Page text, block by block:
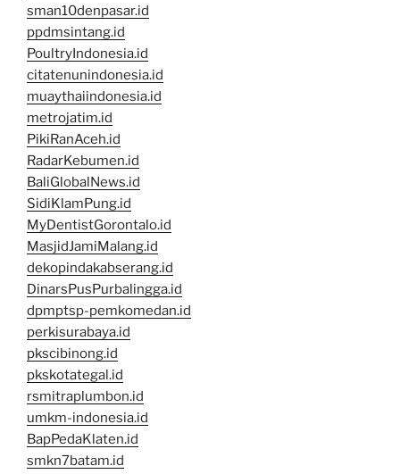
sman10denpasar.id
ppdmsintang.id
PoultryIndonesia.id
citatenunindonesia.id
muaythaiindonesia.id
metrojatim.id
PikiRanAceh.id
RadarKebumen.id
BaliGlobalNews.id
SidiKlamPung.id
MyDentistGorontalo.id
MasjidJamiMalang.id
dekopindakabserang.id
DinarsPusPurbalingga.id
dpmptsp-pemkomedan.id
perkisurabaya.id
pkscibinong.id
pkskotategal.id
rsmitraplumbon.id
umkm-indonesia.id
BapPedaKlaten.id
smkn7batam.id